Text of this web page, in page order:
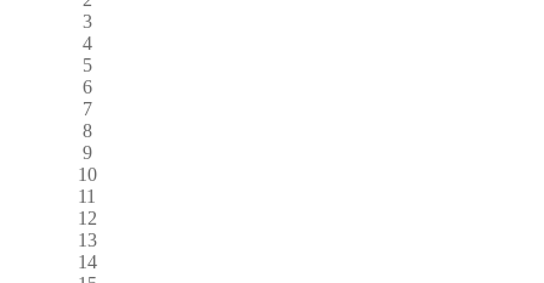
3
4
5
6
7
8
9
10
11
12
13
14